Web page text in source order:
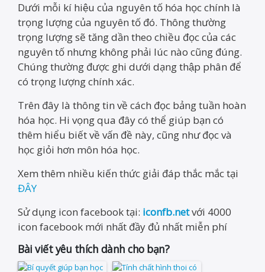
Dưới mỗi kí hiệu của nguyên tố hóa học chính là
trọng lượng của nguyên tố đó. Thông thường
trọng lượng sẽ tăng dần theo chiều đọc của các
nguyên tố nhưng không phải lúc nào cũng đúng.
Chúng thường được ghi dưới dạng thập phân để
có trọng lượng chính xác.
Trên đây là thông tin về cách đọc bảng tuần hoàn
hóa học. Hi vọng qua đây có thể giúp bạn có
thêm hiểu biết về vấn đề này, cũng như đọc và
học giỏi hơn môn hóa học.
Xem thêm nhiều kiến thức giải đáp thắc mắc tại
ĐÂY
Sử dụng icon facebook tại: iconfb.netvới 4000
icon facebook mới nhất đầy đủ nhất miễn phí
Bài viết yêu thích dành cho bạn?